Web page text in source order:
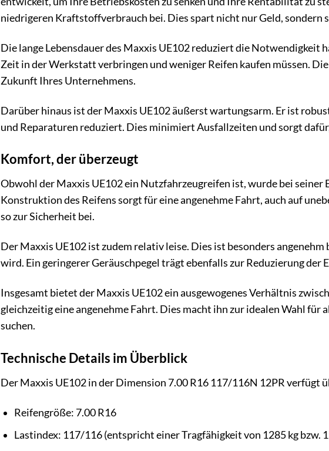
niedrigeren Kraftstoffverbrauch bei. Dies spart nicht nur Geld, sondern
Die lange Lebensdauer des Maxxis UE102 reduziert die Notwendigkeit
Zeit in der Werkstatt verbringen und weniger Reifen kaufen müssen.
Zukunft Ihres Unternehmens.
Darüber hinaus ist der Maxxis UE102 äußerst wartungsarm. Er ist
und Reparaturen reduziert. Dies minimiert Ausfallzeiten und sorgt
Komfort, der überzeugt
Obwohl der Maxxis UE102 ein Nutzfahrzeugreifen ist, wurde bei
Konstruktion des Reifens sorgt für eine angenehme Fahrt, auch auf
so zur Sicherheit bei.
Der Maxxis UE102 ist zudem relativ leise. Dies ist besonders
wird. Ein geringerer Geräuschpegel trägt ebenfalls zur Reduzierung der
Insgesamt bietet der Maxxis UE102 ein ausgewogenes Verhältnis
gleichzeitig eine angenehme Fahrt. Dies macht ihn zur idealen Wahl
suchen.
Technische Details im Überblick
Der Maxxis UE102 in der Dimension 7.00 R16 117/116N 12PR verfügt
Reifengröße: 7.00 R16
Lastindex: 117/116 (entspricht einer Tragfähigkeit von 1285 kg bzw.